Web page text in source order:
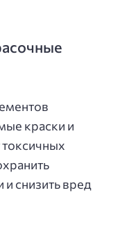
краски и
и снизить вред